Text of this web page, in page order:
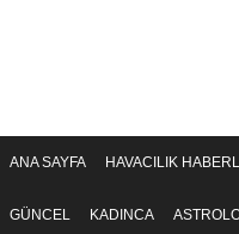
ANA SAYFA HAVACILIK
GÜNCEL KADINCA